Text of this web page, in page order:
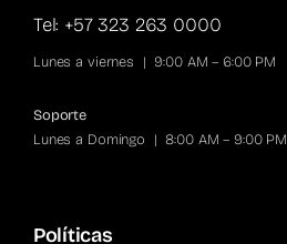
Tel: +57 323 263 0000
Lunes a viernes | 9:00 AM – 6:00 PM
Soporte
Lunes a Domingo | 8:00 AM – 9:00 PM
Políticas